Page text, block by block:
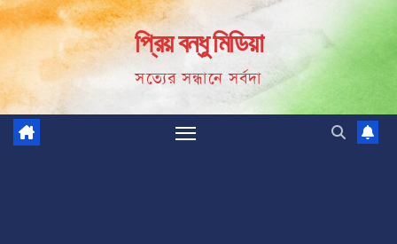
Skip
to
content
প্রিয় বন্ধু মিডিয়া
সত্যের সন্ধানে সর্বদা